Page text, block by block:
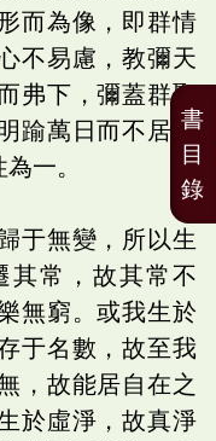
而為像，即群情
不易慮，教彌天
弗下，彌蓋群聖
踰萬日而不居，
一。
于無變，所以生
其常，故其常不
無窮。或我生於
于名數，故至我
，故能居自在之
於虛淨，故真淨
書
目
錄